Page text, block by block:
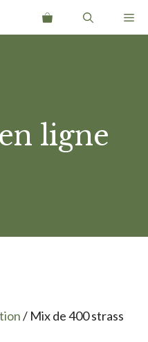
ligne
/ Mix de 400 strass